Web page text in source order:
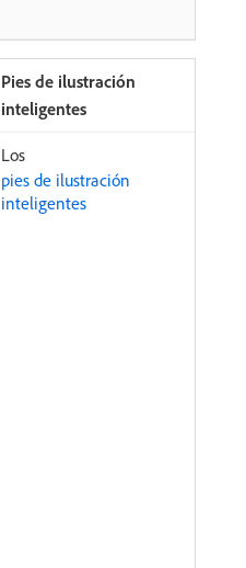
Pies de ilustración
inteligentes
Los
pies de ilustración
inteligentes